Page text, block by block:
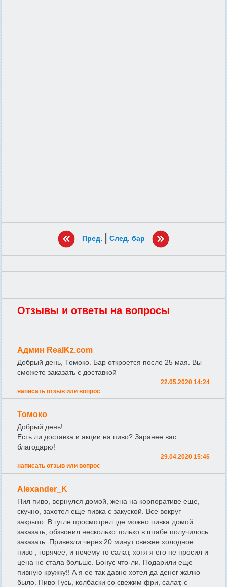
Пред. | След. бар
Отзывы и ответы на вопросы
Админ RealKz.com
Добрый день, Томоко. Бар откроется после 25 мая. Вы
сможете заказать с доставкой
22.05.2020 14:24
написать отзыв или вопрос
Томоко
Добрый день!
Есть ли доставка и акции на пиво? Заранее вас
благодарю!
29.04.2020 15:46
написать отзыв или вопрос
Alexander_K
Пил пиво, вернулся домой, жена на корпоративе еще,
скучно, захотел еще пивка с закуской. Все вокруг
закрыто. В гугле просмотрел где можно пивка домой
заказать, обзвонил несколько только в штабе получилось
заказать. Привезли через 20 минут свежее холодное
пиво , горячее, и почему то салат, хотя я его не просил и
цена не стала больше. Бонус что-ли. Подарили еще
пивную кружку!! А я ее так давно хотел да денег жалко
было. Пиво Гусь, колбаски со свежим фри, салат, с